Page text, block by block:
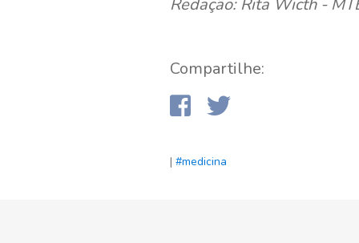
Redação: Rita Wicth -
Compartilhe:
| #medicina